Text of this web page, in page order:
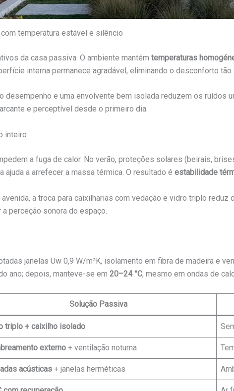
temperatura estável e silêncio
da casa passiva. O ambiente mantém temperaturas
interna permanece agradável, eliminando o desconforto
desempenho e uma envolvente bem isolada reduzem os ruídos
e perceptível desde o primeiro dia.
inteiro
a fuga de calor. No verão, proteções solares (beirais,
ajuda a arrefecer a massa térmica. O resultado é estabilidade
a troca para caixilharias com vedação e vidro triplo
perceção sonora do espaço.
janelas Uw 0,9 W/m²K, isolamento em fibra de madeira e
ano; depois, manteve-se em 20–24 °C, mesmo em ondas de
Solução Passiva
triplo + caixilho isolado
externo + ventilação noturna
acústicas + janelas herméticas